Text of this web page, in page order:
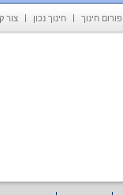
פורום חינוך חינוך נכון צור